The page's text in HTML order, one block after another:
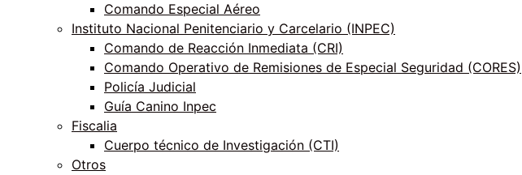
Comando Especial Aéreo
Instituto Nacional Penitenciario y Carcelario (INPEC)
Comando de Reacción Inmediata (CRI)
Comando Operativo de Remisiones de Especial Seguridad (CORES)
Policía Judicial
Guía Canino Inpec
Fiscalia
Cuerpo técnico de Investigación (CTI)
Otros